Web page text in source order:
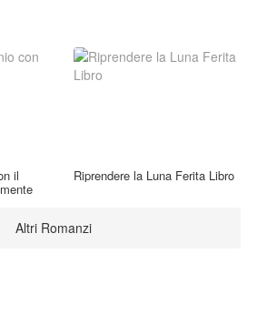
il Riprendere la Luna Ferita Libro
Altri Romanzi